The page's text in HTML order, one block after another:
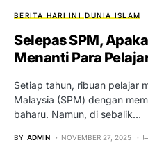
BERITA HARI INI DUNIA ISLAM
Selepas SPM,
Menanti Para
Setiap tahun, ribuan pelajar
Malaysia (SPM) dengan
baharu. Namun, di sebalik…
BY ADMIN NOVEMBER 27, 2025